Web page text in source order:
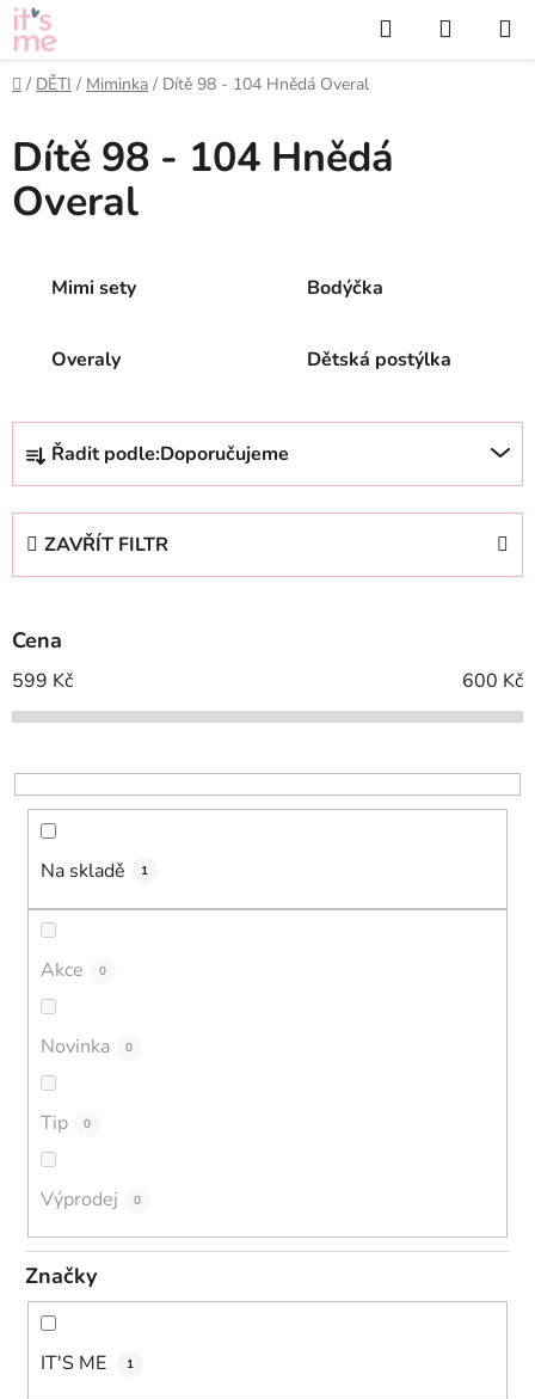
Přejít
na
obsah
Hledat
KOŠÍK
Domů
/ DĚTI / Miminka / Dítě 98 - 104 Hnědá Overal
Dítě 98 - 104 Hnědá
Overal
Mimi sety Bodýčka
Overaly Dětská postýlka
Ř
z
p
r
o
d
k
t
Řadit podle:Doporučujeme
ZAVŘÍT FILTR
Cena
599 Kč 600 Kč
Na skladě 1
Akce 0
Novinka 0
Tip 0
Výprodej 0
Značky
IT'S ME 1